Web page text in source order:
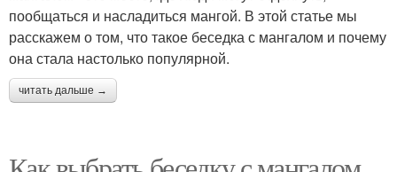
пообщаться и насладиться мангой. В этой статье мы
расскажем о том, что такое беседка с мангалом и почему
она стала настолько популярной.
читать дальше →